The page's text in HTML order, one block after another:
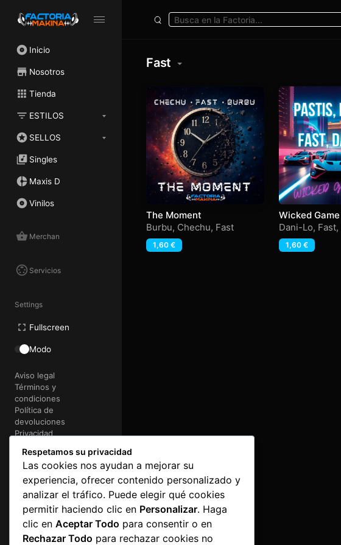
Inicio
Nosotros
Tienda
ESTILOS
SELLOS
Singles
Maxis D
Vinilos
Merchan
Servicios
Settings
Fullscreen
Modo
Aviso legal
Términos y
condiciones
Política de
devoluciones
Privacidad
@2026 FactoriaMakina
Art&Codee-lectronica
Fast
The Moment
Burbu, Chechu, Fast
1,60 €
Wicked Game
Dani-Lo, Fast,
1,60 €
Respetamos su privacidad
Las cookies nos ayudan a mejorar su
experiencia, ofrecer contenido personalizado y
analizar el tráfico. Puede elegir qué cookies
permitir haciendo clic en Personalizar. Haga
clic en Aceptar Todo para consentir o en
Rechazar Todo para rechazar cookies no